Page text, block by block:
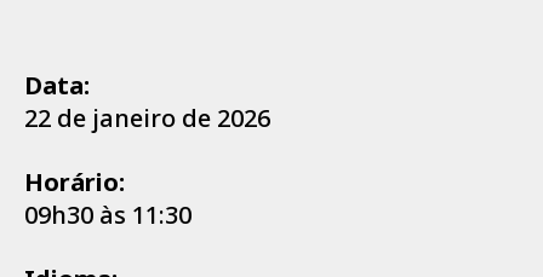
Data:
22 de janeiro de 2026
Horário:
09h30 às 11:30